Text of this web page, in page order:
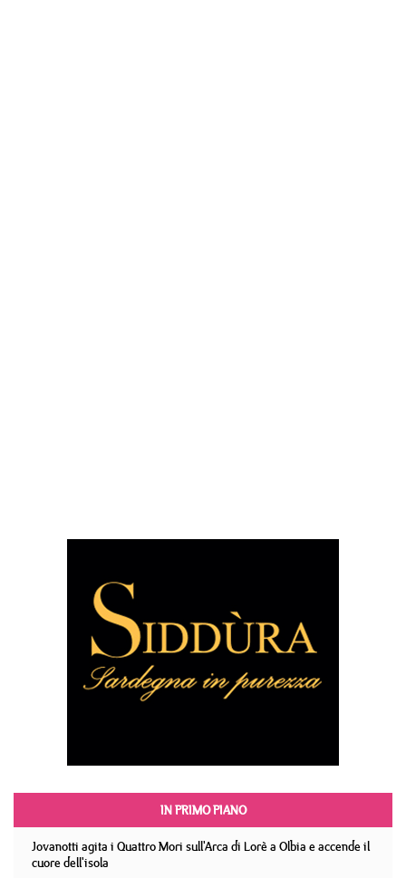
IN PRIMO PIANO
Jovanotti agita i Quattro Mori sull'Arca di Lorè a Olbia e accende il
cuore dell'isola